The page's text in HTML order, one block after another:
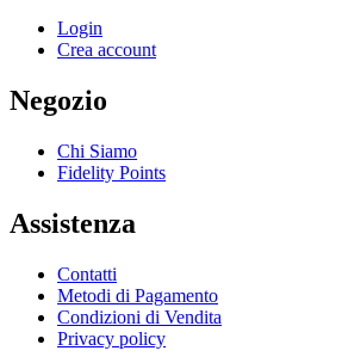
Login
Crea account
Negozio
Chi Siamo
Fidelity Points
Assistenza
Contatti
Metodi di Pagamento
Condizioni di Vendita
Privacy policy